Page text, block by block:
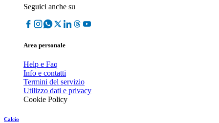
Seguici anche su
Area personale
Help e Faq
Info e contatti
Termini del servizio
Utilizzo dati e privacy
Cookie Policy
Calcio